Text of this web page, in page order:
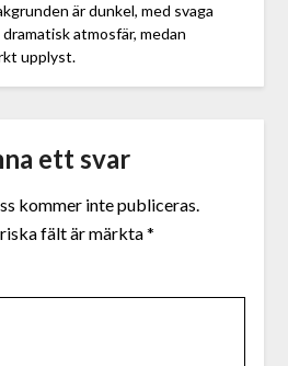
är dunkel, med svaga
atmosfär, medan
upplyst.
ett svar
kommer inte publiceras.
fält är märkta*